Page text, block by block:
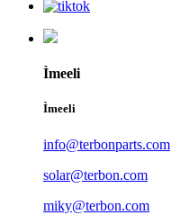
Ìmeeli
Ìmeeli
info@terbonparts.com
solar@terbon.com
miky@terbon.com